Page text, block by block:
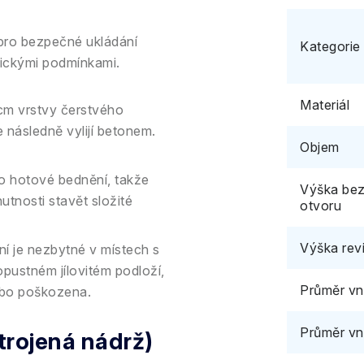
bezpečné ukládání
podmínkami.
vrstvy čerstvého
vylijí betonem.
hotové bednění, takže
stavět složité
je nezbytné v místech s
jílovitém podloží,
poškozena.
nádrž)
Kategorie
Materiál
Objem
Výška
otvoru
Výška
Průměr
Průměr